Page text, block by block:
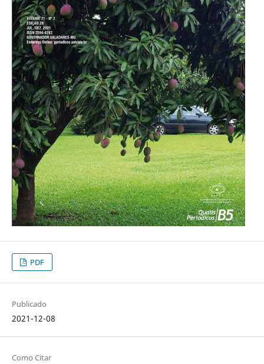
PDF
Publicado
2021-12-08
Como Citar